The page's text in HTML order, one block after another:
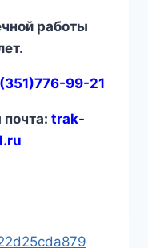
работы
99-21
почта:trak-